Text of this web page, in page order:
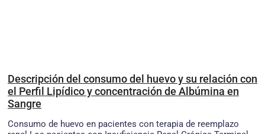
Descripción del consumo del huevo y su relación con
el Perfil Lipídico y concentración de Albúmina en
Sangre
Consumo de huevo en pacientes con terapia de reemplazo